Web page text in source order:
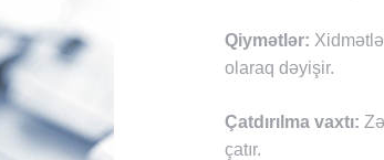
Qiymətlər:
olaraq dəyişir.
Çatdırılma vaxtı:
çatır.